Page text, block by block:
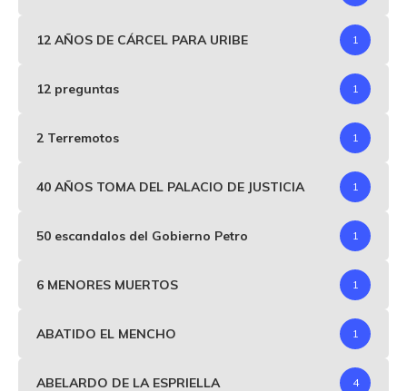
12 AÑOS DE CÁRCEL PARA URIBE 1
12 preguntas 1
2 Terremotos 1
40 AÑOS TOMA DEL PALACIO DE JUSTICIA 1
50 escandalos del Gobierno Petro 1
6 MENORES MUERTOS 1
ABATIDO EL MENCHO 1
ABELARDO DE LA ESPRIELLA 4